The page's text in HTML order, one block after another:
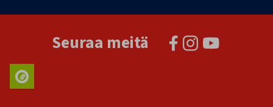
Seuraa meitä